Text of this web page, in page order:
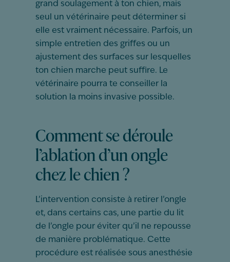
grand soulagement à ton chien, mais
seul un vétérinaire peut déterminer si
elle est vraiment nécessaire. Parfois, un
simple entretien des griffes ou un
ajustement des surfaces sur lesquelles
ton chien marche peut suffire. Le
vétérinaire pourra te conseiller la
solution la moins invasive possible.
Comment se déroule
l’ablation d’un ongle
chez le chien ?
L’intervention consiste à retirer l’ongle
et, dans certains cas, une partie du lit
de l’ongle pour éviter qu’il ne repousse
de manière problématique. Cette
procédure est réalisée sous anesthésie